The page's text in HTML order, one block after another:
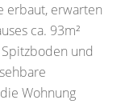
erbaut, erwarten
ca. 93m²
und
Wohnung